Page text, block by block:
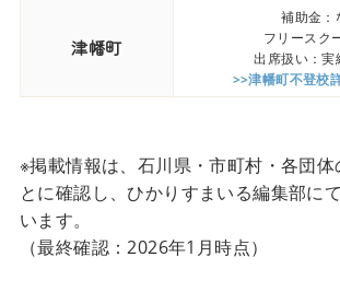
津幡町
補助金：
フリースク
出席扱い：実
>>津幡町不登校
※掲載情報は、石川県・市町村・各団体
とに確認し、ひかりすまいる編集部に
います。
（最終確認：2026年1月時点）